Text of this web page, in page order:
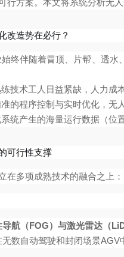
行方案。本文将系统分析无
改造势在必行？
终伴随着冒顶、片帮、透水
技术工人日益紧缺，人力成
的程序控制与实时优化，无
统产生的海量运行数据（位
可行性支撑
在多项成熟技术的融合之上：
导航（FOG）与激光雷达（
数自动驾驶和封闭场景AGV